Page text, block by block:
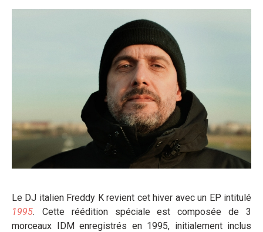
Le DJ italien Freddy K revient cet hiver avec un EP intitulé
1995. Cette réédition spéciale est composée de 3
morceaux IDM enregistrés en 1995, initialement inclus